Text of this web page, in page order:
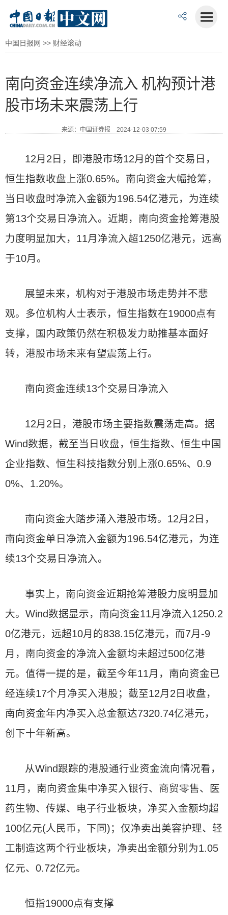
中国日报网 >> 财经滚动
南向资金连续净流入 机构预计港
股市场未来震荡上行
来源：中国证券报 2024-12-03 07:59
12月2日，即港股市场12月的首个交易日，
恒生指数收盘上涨0.65%。南向资金大幅抢筹，
当日收盘时净流入金额为196.54亿港元，为连续
第13个交易日净流入。近期，南向资金抢筹港股
力度明显加大，11月净流入超1250亿港元，远高
于10月。
展望未来，机构对于港股市场走势并不悲
观。多位机构人士表示，恒生指数在19000点有
支撑，国内政策仍然在积极发力助推基本面好
转，港股市场未来有望震荡上行。
南向资金连续13个交易日净流入
12月2日，港股市场主要指数震荡走高。据
Wind数据，截至当日收盘，恒生指数、恒生中国
企业指数、恒生科技指数分别上涨0.65%、0.9
0%、1.20%。
南向资金大踏步涌入港股市场。12月2日，
南向资金单日净流入金额为196.54亿港元，为连
续13个交易日净流入。
事实上，南向资金近期抢筹港股力度明显加
大。Wind数据显示，南向资金11月净流入1250.2
0亿港元，远超10月的838.15亿港元，而7月-9
月，南向资金的净流入金额均未超过500亿港
元。值得一提的是，截至今年11月，南向资金已
经连续17个月净买入港股；截至12月2日收盘，
南向资金年内净买入总金额达7320.74亿港元，
创下十年新高。
从Wind跟踪的港股通行业资金流向情况看，
11月，南向资金集中净买入银行、商贸零售、医
药生物、传媒、电子行业板块，净买入金额均超
100亿元(人民币，下同)；仅净卖出美容护理、轻
工制造这两个行业板块，净卖出金额分别为1.05
亿元、0.72亿元。
恒指19000点有支撑